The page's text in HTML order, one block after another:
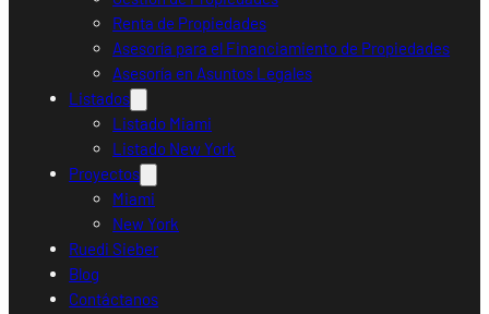
Renta de Propiedades
Asesoría para el Financiamiento de Propiedades
Asesoría en Asuntos Legales
Listados
Listado Miami
Listado New York
Proyectos
Miami
New York
Ruedi Sieber
Blog
Contáctanos